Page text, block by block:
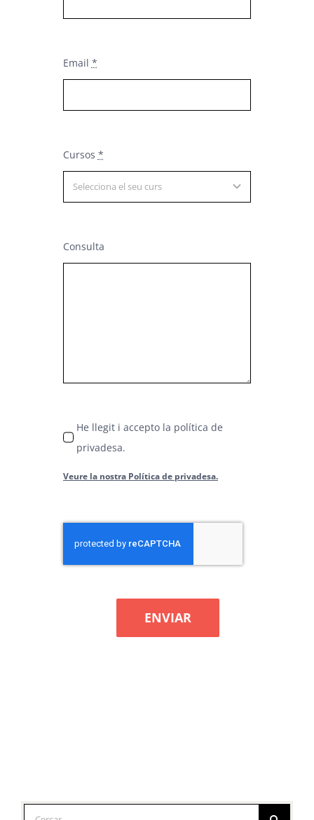
Email *
Cursos *
Consulta
He llegit i accepto la política de
privadesa.
Veure la nostra Política de privadesa.
ENVIAR
Cerca